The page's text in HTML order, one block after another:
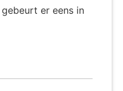
er eens in